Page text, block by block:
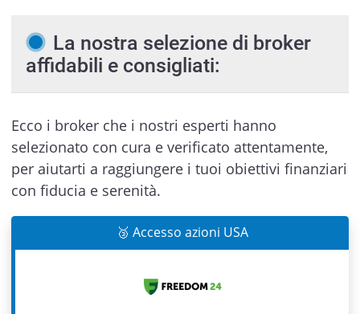
La nostra selezione di broker
affidabili e consigliati:
Ecco i broker che i nostri esperti hanno
selezionato con cura e verificato attentamente,
per aiutarti a raggiungere i tuoi obiettivi finanziari
con fiducia e serenità.
🥉 Accesso azioni USA